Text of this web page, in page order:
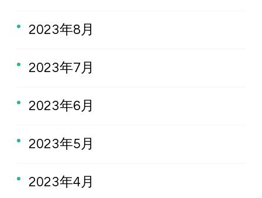
2023年8月
2023年7月
2023年6月
2023年5月
2023年4月